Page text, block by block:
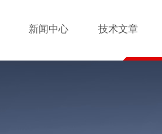
新闻中心 技术文章